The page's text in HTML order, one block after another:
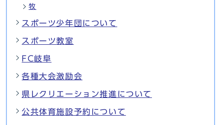
牧
スポーツ少年団について
スポーツ教室
FC岐阜
各種大会激励会
県レクリエーション推進について
公共体育施設予約について